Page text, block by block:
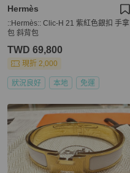
Hermès
::Hermès:: Clic-H 21 紫紅色銀扣 手拿
包 斜背包
TWD 69,800
現折 2,000
狀況良好 本地 免運